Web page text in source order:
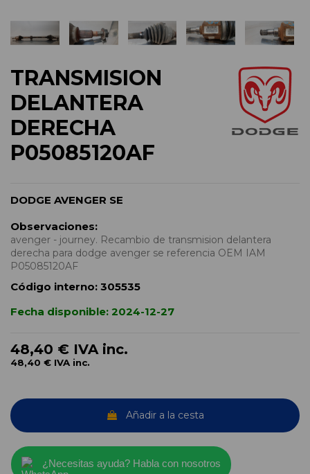
TRANSMISION
DELANTERA
DERECHA
P05085120AF
DODGE AVENGER SE
Observaciones:
avenger - journey. Recambio de transmision delantera
derecha para dodge avenger se referencia OEM IAM
P05085120AF
Código interno: 305535
Fecha disponible: 2024-12-27
48,40 € IVA inc.
48,40 € IVA inc.
Añadir a la cesta
¿Necesitas ayuda? Habla con nosotros